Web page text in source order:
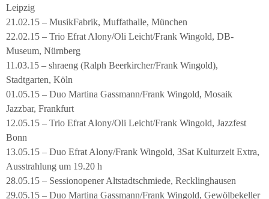
Leipzig
21.02.15 – MusikFabrik, Muffathalle, München
22.02.15 – Trio Efrat Alony/Oli Leicht/Frank Wingold, DB-
Museum, Nürnberg
11.03.15 – shraeng (Ralph Beerkircher/Frank Wingold),
Stadtgarten, Köln
01.05.15 – Duo Martina Gassmann/Frank Wingold, Mosaik
Jazzbar, Frankfurt
12.05.15 – Trio Efrat Alony/Oli Leicht/Frank Wingold, Jazzfest
Bonn
13.05.15 – Duo Efrat Alony/Frank Wingold, 3Sat Kulturzeit Extra,
Ausstrahlung um 19.20 h
28.05.15 – Sessionopener Altstadtschmiede, Recklinghausen
29.05.15 – Duo Martina Gassmann/Frank Wingold, Gewölbekeller